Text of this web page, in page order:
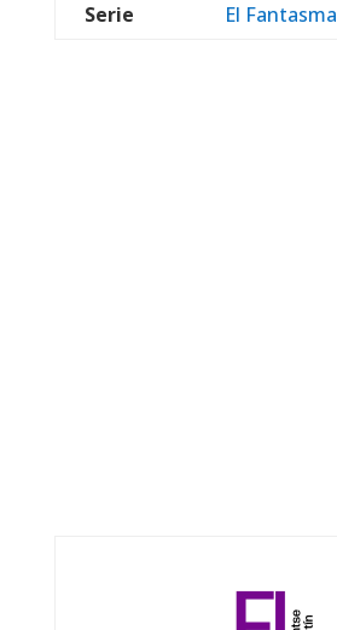
Serie
El Fantasma